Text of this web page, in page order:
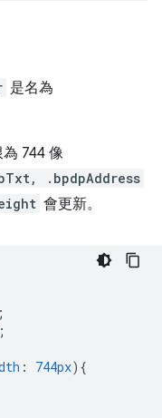
是名為
744 像
.bpdpAddress
會更新。
;
;
: 744px) {